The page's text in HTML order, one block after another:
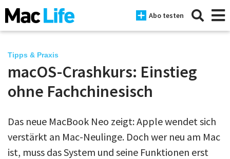
Abo testen
News
Mac
iPad
Tipps & Praxis
macOS-Crashkurs: Einstieg
ohne Fachchinesisch
Das neue MacBook Neo zeigt: Apple wendet sich
verstärkt an Mac-Neulinge. Doch wer neu am Mac
ist, muss das System und seine Funktionen erst